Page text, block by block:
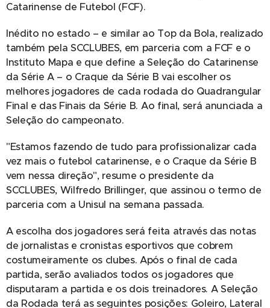
Catarinense de Futebol (FCF).
Inédito no estado – e similar ao Top da Bola, realizado
também pela SCCLUBES, em parceria com a FCF e o
Instituto Mapa e que define a Seleção do Catarinense
da Série A – o Craque da Série B vai escolher os
melhores jogadores de cada rodada do Quadrangular
Final e das Finais da Série B. Ao final, será anunciada a
Seleção do campeonato.
"Estamos fazendo de tudo para profissionalizar cada
vez mais o futebol catarinense, e o Craque da Série B
vem nessa direção", resume o presidente da
SCCLUBES, Wilfredo Brillinger, que assinou o termo de
parceria com a Unisul na semana passada.
A escolha dos jogadores será feita através das notas
de jornalistas e cronistas esportivos que cobrem
costumeiramente os clubes. Após o final de cada
partida, serão avaliados todos os jogadores que
disputaram a partida e os dois treinadores. A Seleção
da Rodada terá as seguintes posições: Goleiro, Lateral